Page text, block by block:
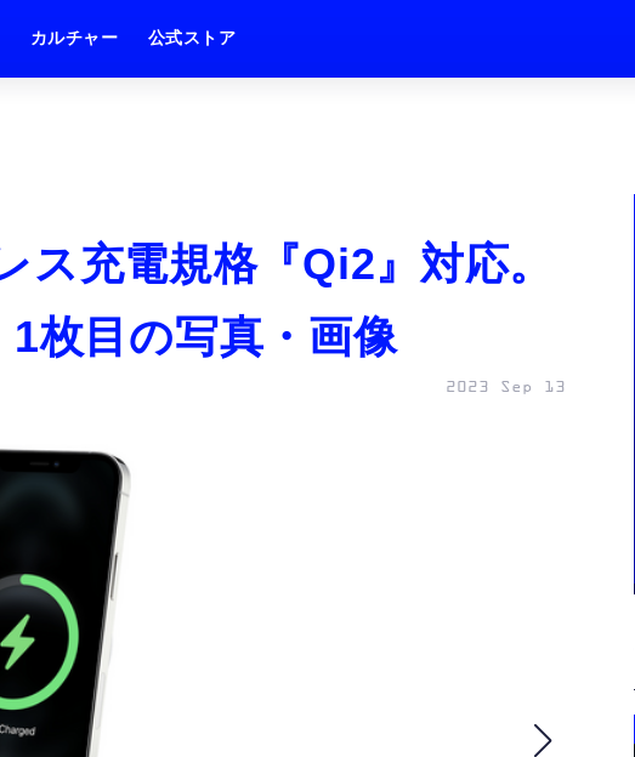
カルチャー 公式ストア
充電規格『Qi2』対応。
枚目の写真・画像
2023 Sep 13